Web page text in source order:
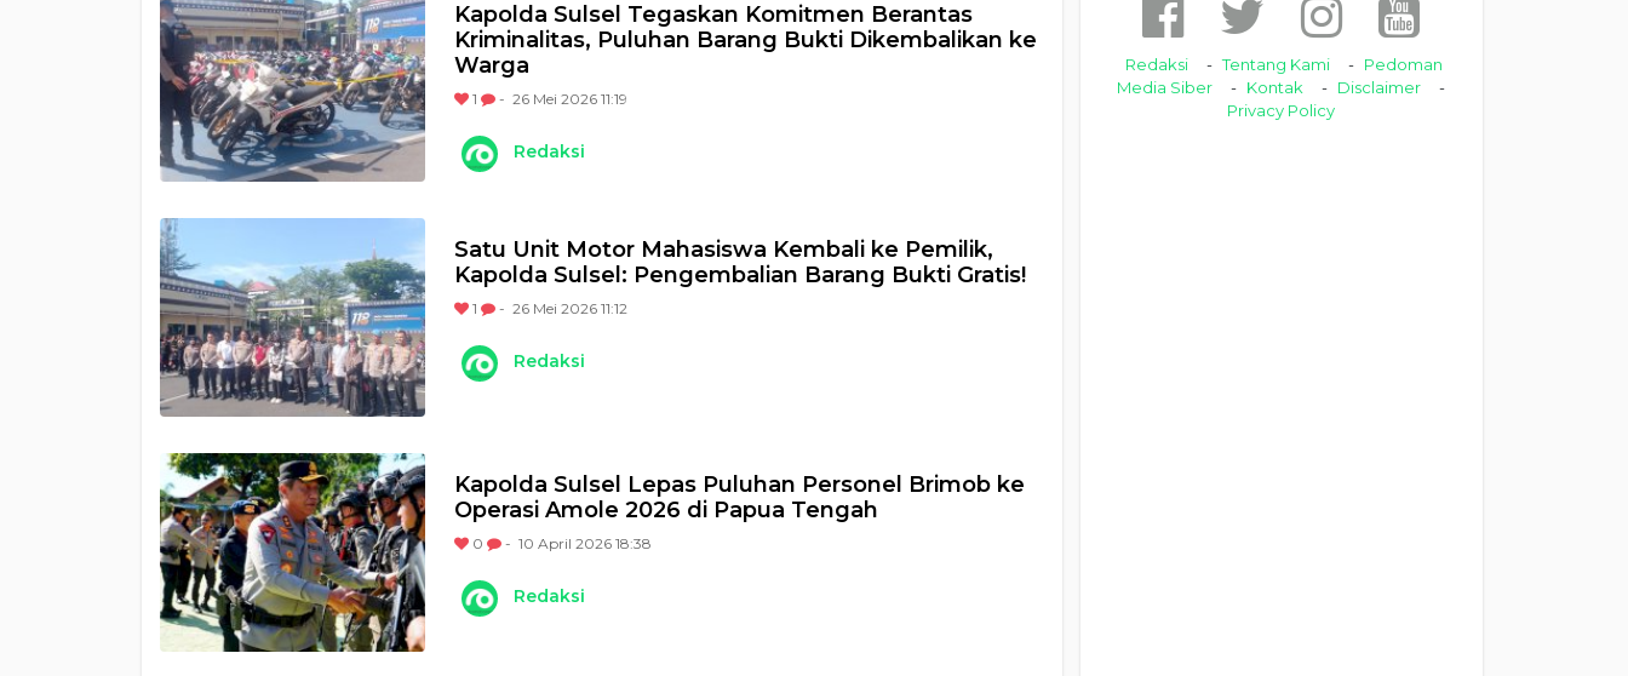
Kapolda Sulsel Tegaskan Komitmen Berantas
Kriminalitas, Puluhan Barang Bukti Dikembalikan ke
Warga
1 - 26 Mei 2026 11:19
Redaksi
Satu Unit Motor Mahasiswa Kembali ke Pemilik,
Kapolda Sulsel: Pengembalian Barang Bukti Gratis!
1 - 26 Mei 2026 11:12
Redaksi
Kapolda Sulsel Lepas Puluhan Personel Brimob ke
Operasi Amole 2026 di Papua Tengah
0 - 10 April 2026 18:38
Redaksi
Redaksi Tentang Kami
Pedoman
Media Siber
Kontak
Disclaimer
Privacy Policy